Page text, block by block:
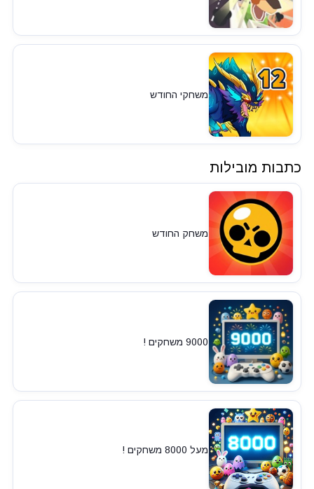
משחקי החודש
כתבות מובילות
משחק החודש
9000 משחקים !
מעל 8000 משחקים !